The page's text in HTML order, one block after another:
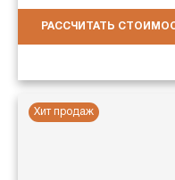
РАССЧИТАТЬ
Хит продаж